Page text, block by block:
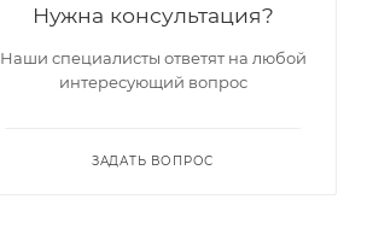
Нужна консультация?
Наши специалисты ответят на любой
интересующий вопрос
ЗАДАТЬ ВОПРОС